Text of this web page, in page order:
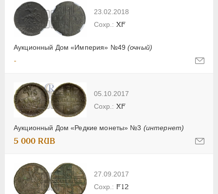
23.02.2018
Аукционный Дом «Империя» №49(очный)
XF
-
05.10.2017
Аукционный Дом «Редкие монеты» №3 (интернет)
XF
5 000 RUB
27.09.2017
F12